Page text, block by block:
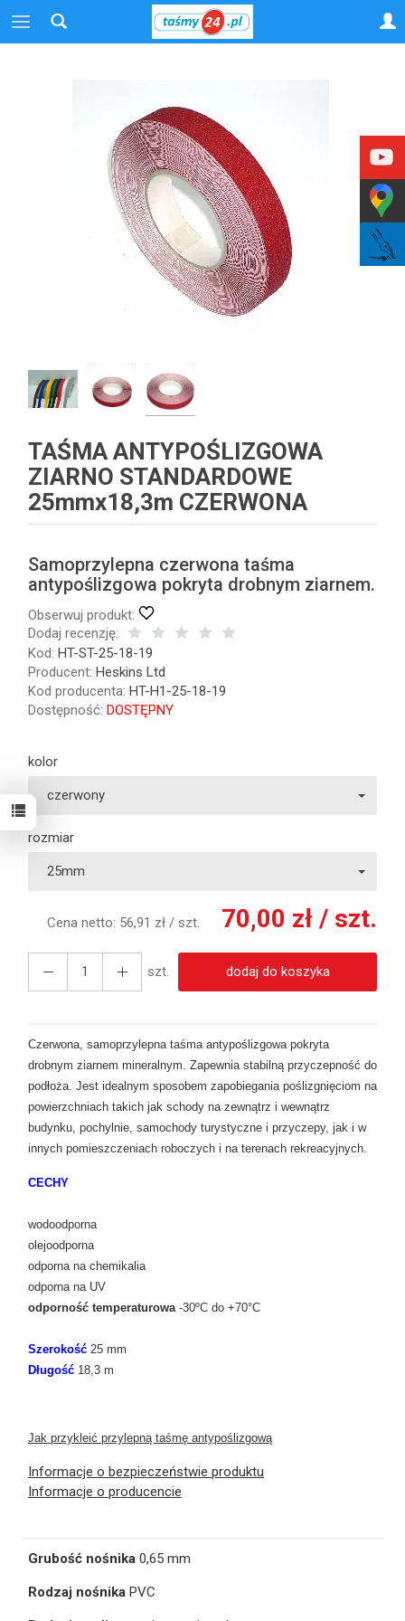
TAŚMA ANTYPOŚLIZGOWA
ZIARNO STANDARDOWE
25mmx18,3m CZERWONA
Samoprzylepna czerwona taśma
antypoślizgowa pokryta drobnym ziarnem.
Obserwuj produkt:
Dodaj recenzję:
Kod: HT-ST-25-18-19
Producent: Heskins Ltd
Kod producenta: HT-H1-25-18-19
Dostępność: DOSTĘPNY
kolor
czerwony
rozmiar
25mm
Cena netto: 56,91 zł / szt. 70,00 zł / szt.
szt. dodaj do koszyka
Czerwona, samoprzylepna taśma antypoślizgowa pokryta
drobnym ziarnem mineralnym. Zapewnia stabilną przyczepność do
podłoża. Jest idealnym sposobem zapobiegania poślizgnięciom na
powierzchniach takich jak schody na zewnątrz i wewnątrz
budynku, pochylnie, samochody turystyczne i przyczepy, jak i w
innych pomieszczeniach roboczych i na terenach rekreacyjnych.
CECHY
wodoodporna
olejoodporna
odporna na chemikalia
odporna na UV
odporność temperaturowa-30ºC do +70°C
Szerokość 25 mm
Długość 18,3 m
Jak przykleić przylepną taśmę antypoślizgową
Informacje o bezpieczeństwie produktu
Informacje o producencie
Grubość nośnika 0,65 mm
Rodzaj nośnika PVC